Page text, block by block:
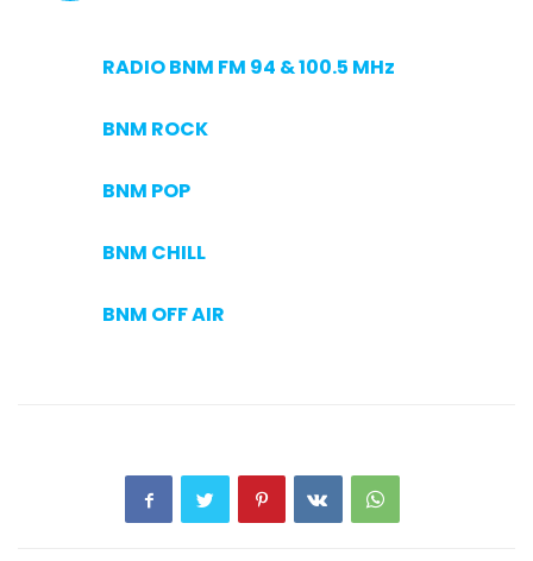
RADIO BNM FM 94 & 100.5 MHz
BNM ROCK
BNM POP
BNM CHILL
BNM OFF AIR